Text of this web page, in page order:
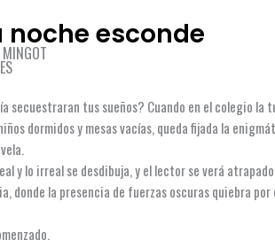
noche esconde
secuestraran tus sueños? Cuando en el colegio la
dormidos y mesas vacías, queda fijada la
y lo irreal se desdibuja, y el lector se verá
donde la presencia de fuerzas oscuras quiebra por